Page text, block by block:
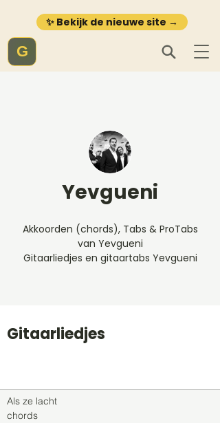
✨ Bekijk de nieuwe site →
G
Yevgueni
Akkoorden (chords), Tabs & ProTabs
van Yevgueni
Gitaarliedjes en gitaartabs Yevgueni
Gitaarliedjes
Als ze lacht
chords